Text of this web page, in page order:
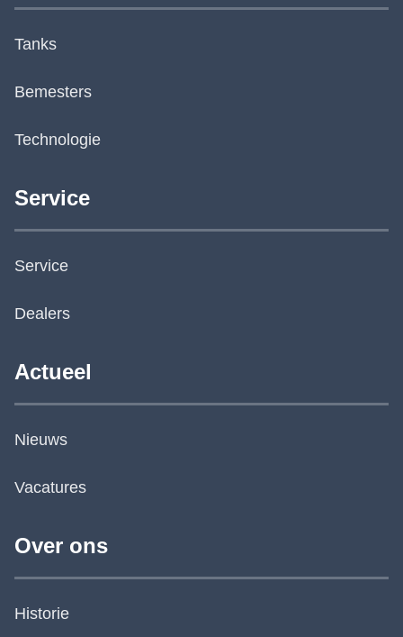
Tanks
Bemesters
Technologie
Service
Service
Dealers
Actueel
Nieuws
Vacatures
Over ons
Historie